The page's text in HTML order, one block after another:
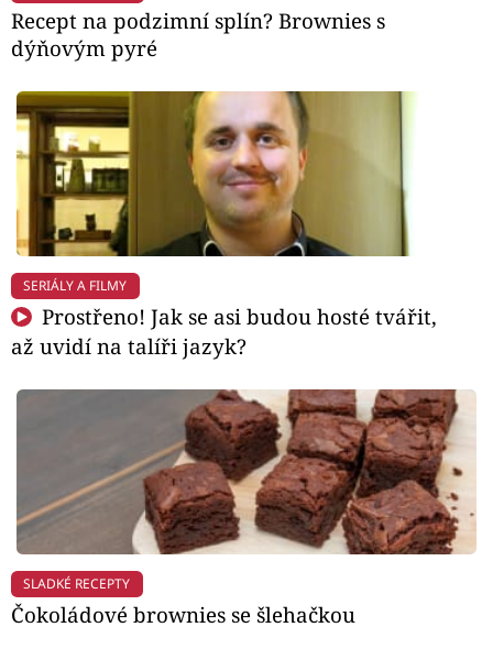
Recept na podzimní splín? Brownies s
dýňovým pyré
SERIÁLY A FILMY
Prostřeno! Jak se asi budou hosté tvářit,
až uvidí na talíři jazyk?
SLADKÉ RECEPTY
Čokoládové brownies se šlehačkou